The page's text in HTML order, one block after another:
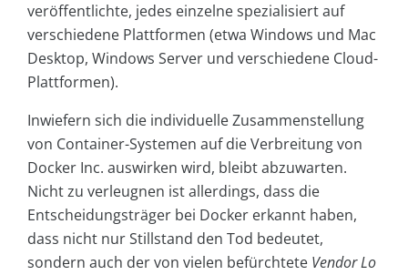
veröffentlichte, jedes einzelne spezialisiert auf
verschiedene Plattformen (etwa Windows und Mac
Desktop, Windows Server und verschiedene Cloud-
Plattformen).
Inwiefern sich die individuelle Zusammenstellung
von Container-Systemen auf die Verbreitung von
Docker Inc. auswirken wird, bleibt abzuwarten.
Nicht zu verleugnen ist allerdings, dass die
Entscheidungsträger bei Docker erkannt haben,
dass nicht nur Stillstand den Tod bedeutet,
sondern auch der von vielen befürchtete Vendor Lo